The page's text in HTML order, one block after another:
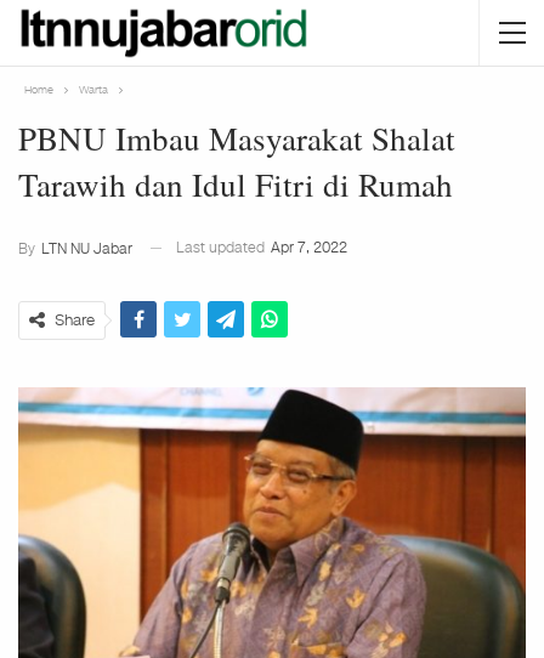
Home Warta
PBNU Imbau Masyarakat Shalat
Tarawih dan Idul Fitri di Rumah
By LTN NU Jabar Last updated Apr 7, 2022
Share